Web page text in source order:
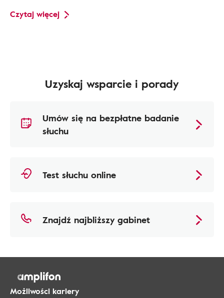
Czytaj więcej
Uzyskaj wsparcie i porady
Umów się na bezpłatne badanie
słuchu
Test słuchu online
Znajdź najbliższy gabinet
Możliwości kariery